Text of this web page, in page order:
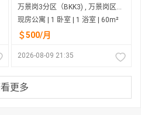
万景岗3分区（BKK3) , 万景岗区（BKK) , 金边市
现房公寓 | 1 卧室 | 1 浴室 | 60m²
＄500/月
2026-08-09 21:35
更多